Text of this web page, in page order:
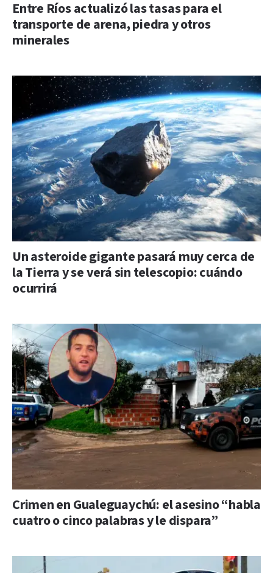
Entre Ríos actualizó las tasas para el
transporte de arena, piedra y otros
minerales
Un asteroide gigante pasará muy cerca de
la Tierra y se verá sin telescopio: cuándo
ocurrirá
Crimen en Gualeguaychú: el asesino “habla
cuatro o cinco palabras y le dispara”